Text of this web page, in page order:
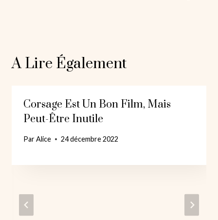
A Lire Également
Corsage Est Un Bon Film, Mais
Peut-Être Inutile
ParAlice 24 décembre 2022